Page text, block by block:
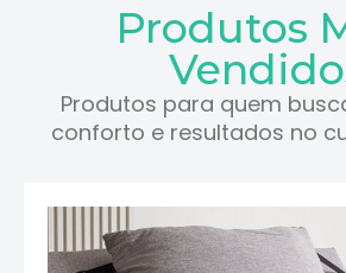
Produtos
Produtos para quem
conforto e resultados no